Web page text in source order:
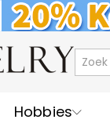
Hobbies